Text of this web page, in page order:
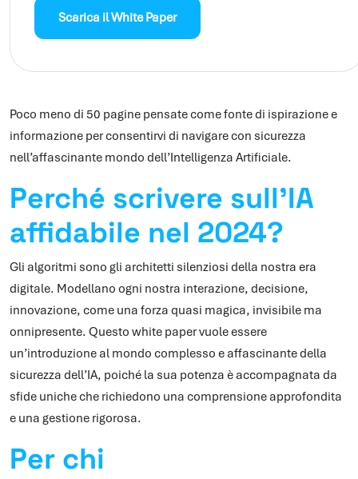
Scarica il White Paper
Poco meno di 50 pagine pensate come fonte di ispirazione e
informazione per consentirvi di navigare con sicurezza
nell’affascinante mondo dell’Intelligenza Artificiale.
Perché scrivere sull’IA
affidabile nel 2024?
Gli algoritmi sono gli architetti silenziosi della nostra era
digitale. Modellano ogni nostra interazione, decisione,
innovazione, come una forza quasi magica, invisibile ma
onnipresente. Questo white paper vuole essere
un’introduzione al mondo complesso e affascinante della
sicurezza dell’IA, poiché la sua potenza è accompagnata da
sfide uniche che richiedono una comprensione approfondita
e una gestione rigorosa.
Per chi